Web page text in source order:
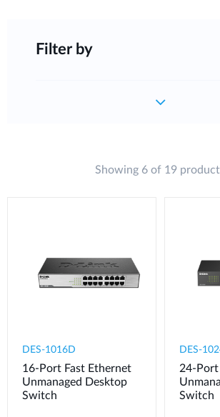
Filter by
Showing 6 of 19
DES-1016D
16-Port Fast Ethernet
Unmanaged Desktop
Switch
DES-
24-Port
Switch